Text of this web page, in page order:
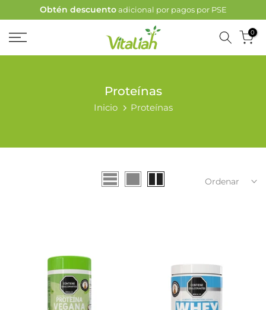
contenido
Obtén descuentoadicional por pagos por PSE
0
Proteínas
Inicio Proteínas
Ordenar